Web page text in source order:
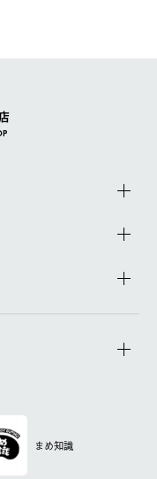
商品を再注文してくだ
まめ知識